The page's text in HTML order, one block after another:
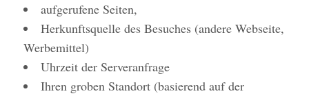
aufgerufene Seiten,
Herkunftsquelle des Besuches (andere Webseite,
Werbemittel)
Uhrzeit der Serveranfrage
Ihren groben Standort (basierend auf der